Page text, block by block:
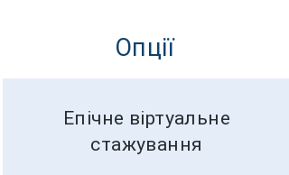
Опції
Епічне віртуальне
стажування